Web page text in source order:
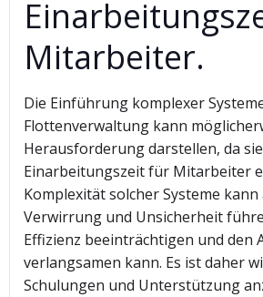
Mitarbeiter.
Die Einführung komplexer
Flottenverwaltung kann
Herausforderung darstellen, da
Einarbeitungszeit für Mitarbeiter
Komplexität solcher Systeme
Verwirrung und Unsicherheit
Effizienz beeinträchtigen und den
verlangsamen kann. Es ist daher
Schulungen und Unterstützung